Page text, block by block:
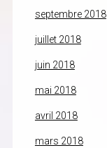
septembre 2018
juillet 2018
juin 2018
mai 2018
avril 2018
mars 2018